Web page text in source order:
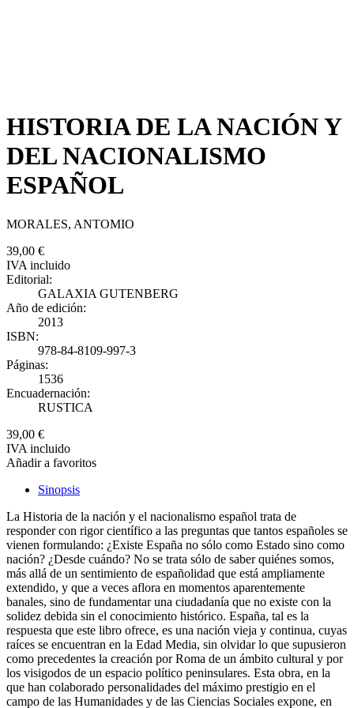
HISTORIA DE LA NACIÓN Y
DEL NACIONALISMO
ESPAÑOL
MORALES, ANTOMIO
39,00 €
IVA incluido
Editorial:
GALAXIA GUTENBERG
Año de edición:
2013
ISBN:
978-84-8109-997-3
Páginas:
1536
Encuadernación:
RUSTICA
39,00 €
IVA incluido
Añadir a favoritos
Sinopsis
La Historia de la nación y el nacionalismo español trata de
responder con rigor científico a las preguntas que tantos españoles se
vienen formulando: ¿Existe España no sólo como Estado sino como
nación? ¿Desde cuándo? No se trata sólo de saber quiénes somos,
más allá de un sentimiento de españolidad que está ampliamente
extendido, y que a veces aflora en momentos aparentemente
banales, sino de fundamentar una ciudadanía que no existe con la
solidez debida sin el conocimiento histórico. España, tal es la
respuesta que este libro ofrece, es una nación vieja y continua, cuyas
raíces se encuentran en la Edad Media, sin olvidar lo que supusieron
como precedentes la creación por Roma de un ámbito cultural y por
los visigodos de un espacio político peninsulares. Esta obra, en la
que han colaborado personalidades del máximo prestigio en el
campo de las Humanidades y de las Ciencias Sociales expone, en